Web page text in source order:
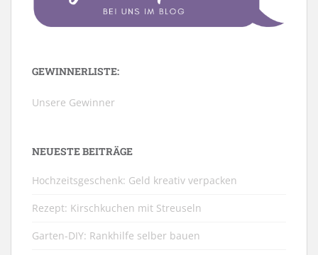
GEWINNERLISTE:
Unsere Gewinner
NEUESTE BEITRÄGE
Hochzeitsgeschenk: Geld kreativ verpacken
Rezept: Kirschkuchen mit Streuseln
Garten-DIY: Rankhilfe selber bauen